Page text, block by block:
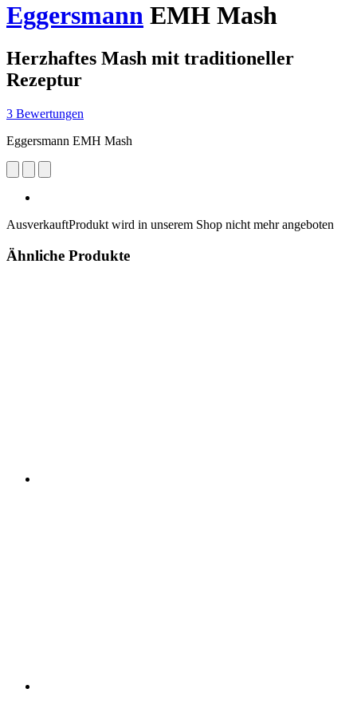
Eggersmann EMH Mash
Herzhaftes Mash mit traditioneller
Rezeptur
3 Bewertungen
Eggersmann EMH Mash
AusverkauftProdukt wird in unserem Shop nicht mehr angeboten
Ähnliche Produkte